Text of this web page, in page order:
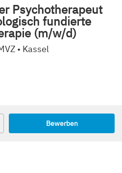
Psychotherapeut
fundierte
(m/w/d)
• Kassel
Bewerben